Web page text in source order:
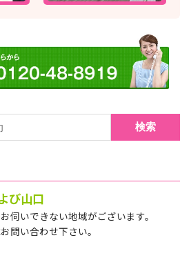
検索
び山口
伺いできない地域がございます。
問い合わせ下さい。